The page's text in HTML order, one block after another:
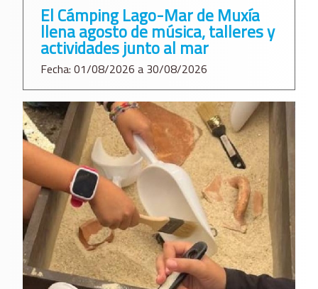
El Cámping Lago-Mar de Muxía
llena agosto de música, talleres y
actividades junto al mar
Fecha: 01/08/2026 a 30/08/2026